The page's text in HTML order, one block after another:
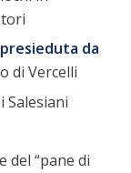
presieduta da
di Vercelli
Salesiani
del “pane di